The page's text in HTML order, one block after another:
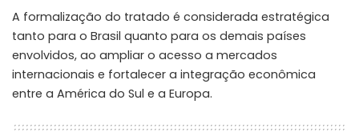
A formalização do tratado é considerada estratégica
tanto para o Brasil quanto para os demais países
envolvidos, ao ampliar o acesso a mercados
internacionais e fortalecer a integração econômica
entre a América do Sul e a Europa.